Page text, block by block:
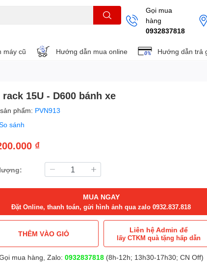
Gọi mua
hàng
0932837818
máy cũ Hướng dẫn mua online Hướng dẫn trả
rack 15U - D600 bánh xe
phẩm: PVN913
sánh
₫
MUA NGAY
Đặt Online, thanh toán, gửi hình ảnh qua zalo 0932.837.818
THÊM VÀO GIỎ Liên hệ Admin để
lấy CTKM quà tặng hấp dẫn
mua hàng, Zalo: 0932837818(8h-12h; 13h30-17h30; CN Off)